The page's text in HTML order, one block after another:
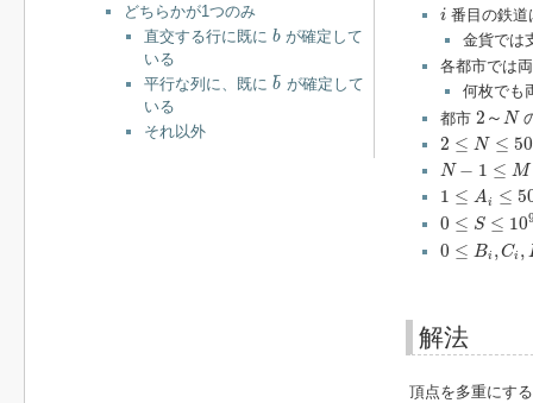
どちらかが1つのみ
直交する行に既に b
bが確定して
いる
平行な列に、既に ¯
b
b
が確定して
いる
それ以外
i番目の鉄道
金貨では
各都市では
何枚でも
都市 2 ～ N
2 N
2 ≤ N ≤ 50
2 N ≤50
N − 1 ≤ M
N− ≤M≤
1 ≤ Ai ≤
1 A ≤50
0 ≤ S ≤ 10
0 S ≤10 9
0 ≤ Bi ,Ci ,
0 ,C Di
解法
頂点を多重にす